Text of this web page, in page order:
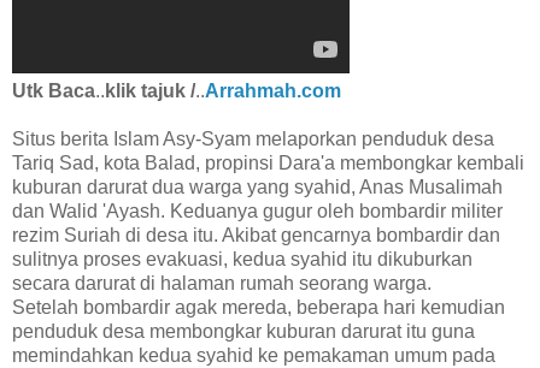
Utk Baca.. klik tajuk /..Arrahmah.com
Situs berita Islam Asy-Syam melaporkan penduduk desa
Tariq Sad, kota Balad, propinsi Dara'a membongkar kembali
kuburan darurat dua warga yang syahid, Anas Musalimah
dan Walid 'Ayash. Keduanya gugur oleh bombardir militer
rezim Suriah di desa itu. Akibat gencarnya bombardir dan
sulitnya proses evakuasi, kedua syahid itu dikuburkan
secara darurat di halaman rumah seorang warga.
Setelah bombardir agak mereda, beberapa hari kemudian
penduduk desa membongkar kuburan darurat itu guna
memindahkan kedua syahid ke pemakaman umum pada